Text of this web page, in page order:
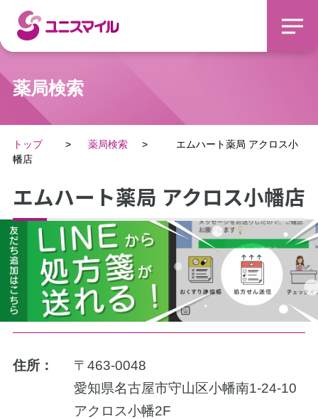
薬局検索
トップ 薬局検索
エムハート薬局 アクロス小
幡店
エムハート薬局 アクロス小幡店
住所：
〒463-0048
愛知県名古屋市守山区小幡南1-24-10
アクロス小幡2F